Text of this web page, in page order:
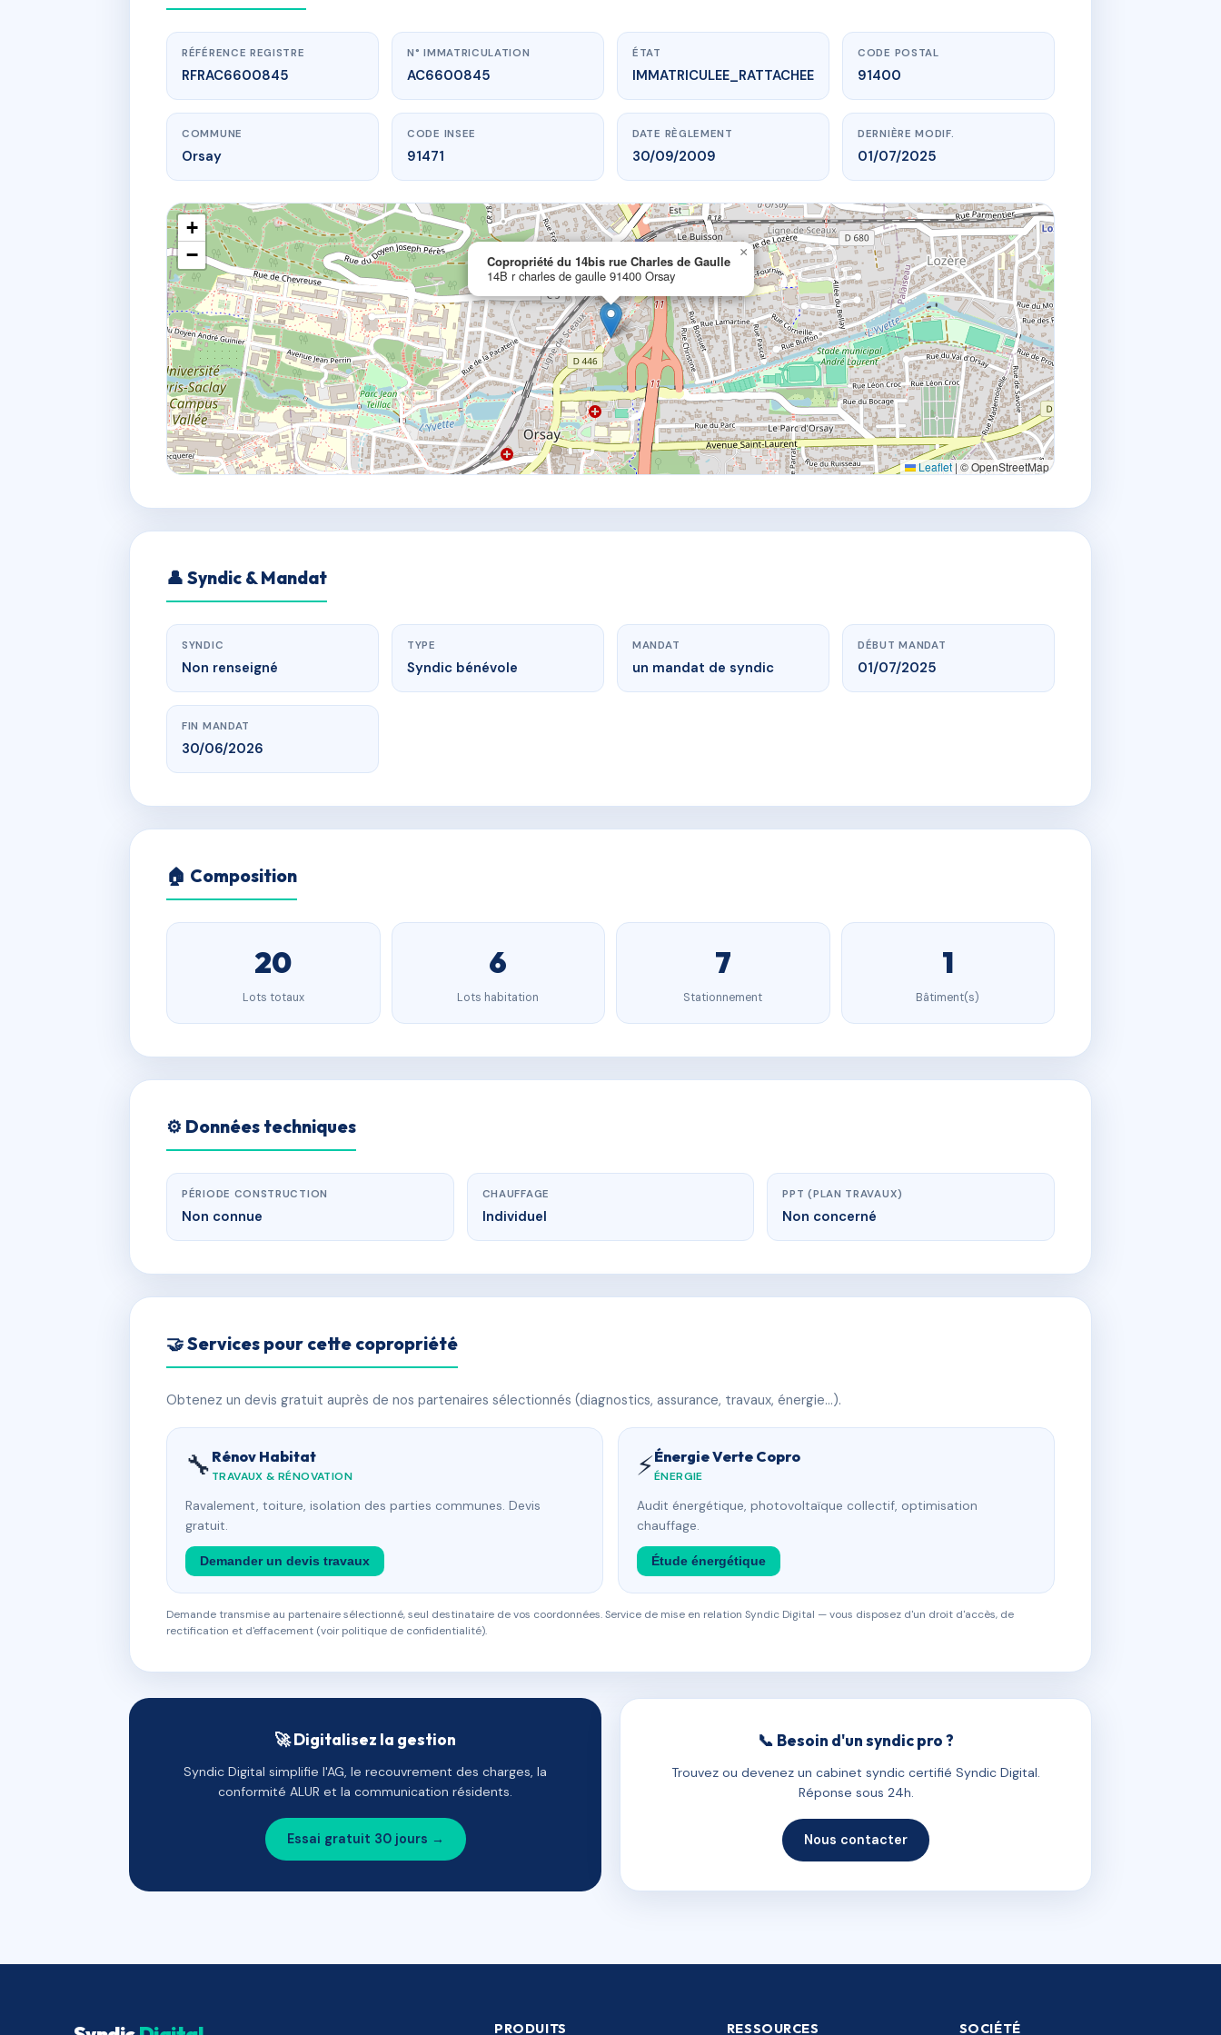
www.vme.plus/AC6600845
Copropriété du 14bis rue Charles de Gaulle
14B r charles de gaulle91400 Orsay
RÉFÉRENCE REGISTRE
RFRAC6600845
N° IMMATRICULATION
AC6600845
ÉTAT
IMMATRICULEE_RATTACHEE
CODE POSTAL
91400
COMMUNE
Orsay
CODE INSEE
91471
DATE RÈGLEMENT
30/09/2009
DERNIÈRE MODIF.
01/07/2025
Copropriété du 14bis rue Charles de Gaulle
14B r charles de gaulle 91400 Orsay
×
+
−
Leaflet | © OpenStreetMap
👤 Syndic & Mandat
SYNDIC
Non renseigné
TYPE
Syndic bénévole
MANDAT
un mandat de syndic
DÉBUT MANDAT
01/07/2025
FIN MANDAT
30/06/2026
🏠 Composition
20
Lots totaux
6
Lots habitation
7
Stationnement
1
Bâtiment(s)
⚙️ Données techniques
PÉRIODE CONSTRUCTION
Non connue
CHAUFFAGE
Individuel
PPT (PLAN TRAVAUX)
Non concerné
🤝 Services pour cette copropriété
Obtenez un devis gratuit auprès de nos partenaires sélectionnés (diagnostics, assurance, travaux, énergie…).
🔧 Rénov Habitat
TRAVAUX & RÉNOVATION
Ravalement, toiture, isolation des parties communes. Devis
gratuit.
Demander un devis travaux
⚡Énergie Verte Copro
ÉNERGIE
Audit énergétique, photovoltaïque collectif, optimisation
chauffage.
Étude énergétique
Demande transmise au partenaire sélectionné, seul destinataire de vos coordonnées. Service de mise en relation Syndic Digital — vous disposez d'un droit d'accès, de
rectification et d'effacement (voir politique de confidentialité).
🚀 Digitalisez la gestion
Syndic Digital simplifie l'AG, le recouvrement des charges, la
conformité ALUR et la communication résidents.
Essai gratuit 30 jours →
📞 Besoin d'un syndic pro ?
Trouvez ou devenez un cabinet syndic certifié Syndic Digital.
Réponse sous 24h.
Nous contacter
PRODUITS RESSOURCES SOCIÉTÉ